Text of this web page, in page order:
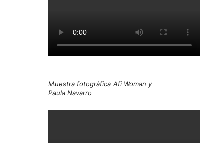
Muestra fotogràfica Afi Woman y
Paula Navarro